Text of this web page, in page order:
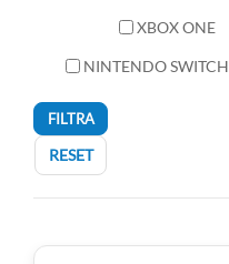
XBOX ONE
NINTENDO SWITCH
FILTRA
RESET